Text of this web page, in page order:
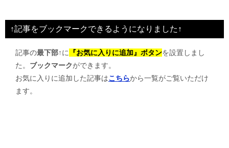
ビ
ゲ
↑記事をブックマークできるようになりました↑
記事の最下部↑に 『お気に入りに追加』ボタンを設置しまし
た。 ブックマークができます。
お気に入りに追加した記事はこちらから一覧がご覧いただけ
ます。